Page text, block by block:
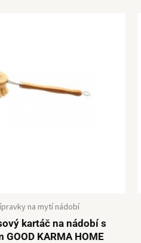
na mytí nádobí
kartáč na nádobí s
GOOD KARMA HOME